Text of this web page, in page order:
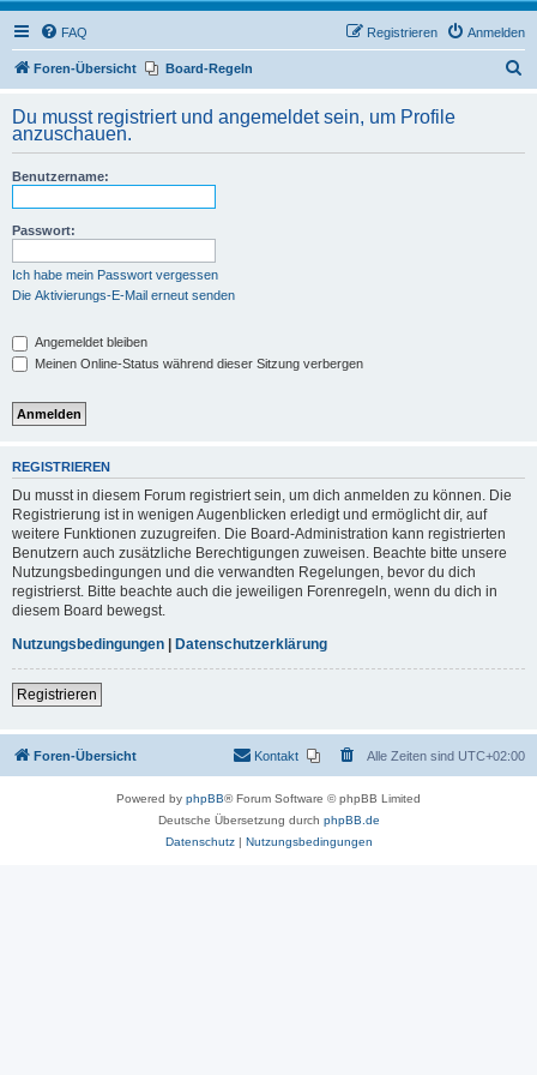
FAQ Anmelden
Registrieren
Foren-Übersicht Board-Regeln
h
Du musst registriert und angemeldet sein, um Profile
anzuschauen.
Benutzername:
Passwort:
Ich habe mein Passwort vergessen
Die Aktivierungs-E-Mail erneut senden
Angemeldet bleiben
Meinen Online-Status während dieser Sitzung verbergen
REGISTRIEREN
Du musst in diesem Forum registriert sein, um dich anmelden zu können. Die
Registrierung ist in wenigen Augenblicken erledigt und ermöglicht dir, auf
weitere Funktionen zuzugreifen. Die Board-Administration kann registrierten
Benutzern auch zusätzliche Berechtigungen zuweisen. Beachte bitte unsere
Nutzungsbedingungen und die verwandten Regelungen, bevor du dich
registrierst. Bitte beachte auch die jeweiligen Forenregeln, wenn du dich in
diesem Board bewegst.
Nutzungsbedingungen | Datenschutzerklärung
Registrieren
Foren-Übersicht Alle Zeiten sind UTC+02:00
Kontakt
Powered by phpBB® Forum Software © phpBB Limited
Deutsche Übersetzung durch phpBB.de
Datenschutz| Nutzungsbedingungen